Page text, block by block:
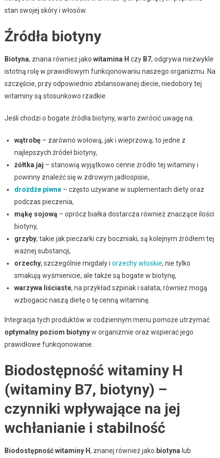
stan swojej skóry i włosów.
Źródła biotyny
Biotyna, znana również jako witamina H czy B7, odgrywa niezwykle
istotną rolę w prawidłowym funkcjonowaniu naszego organizmu. Na
szczęście, przy odpowiednio zbilansowanej diecie, niedobory tej
witaminy są stosunkowo rzadkie.
Jeśli chodzi o bogate źródła biotyny, warto zwrócić uwagę na:
wątrobę– zarówno wołową, jak i wieprzową; to jedne z
najlepszych źródeł biotyny,
żółtka jaj – stanowią wyjątkowo cenne źródło tej witaminy i
powinny znaleźć się w zdrowym jadłospisie,
drożdże piwne– często używane w suplementach diety oraz
podczas pieczenia,
mąkę sojową – oprócz białka dostarcza również znaczące ilości
biotyny,
grzyby, takie jak pieczarki czy boczniaki, są kolejnym źródłem tej
ważnej substancji,
orzechy, szczególnie migdały i orzechy włoskie, nie tylko
smakują wyśmienicie, ale także są bogate w biotynę,
warzywa liściaste, na przykład szpinak i sałata, również mogą
wzbogacić naszą dietę o tę cenną witaminę.
Integracja tych produktów w codziennym menu pomoże utrzymać
optymalny poziom biotynyw organizmie oraz wspierać jego
prawidłowe funkcjonowanie.
Biodostępność witaminy H
(witaminy B7, biotyny) –
czynniki wpływające na jej
wchłanianie i stabilność
Biodostępność witaminy H, znanej również jako biotyna lub